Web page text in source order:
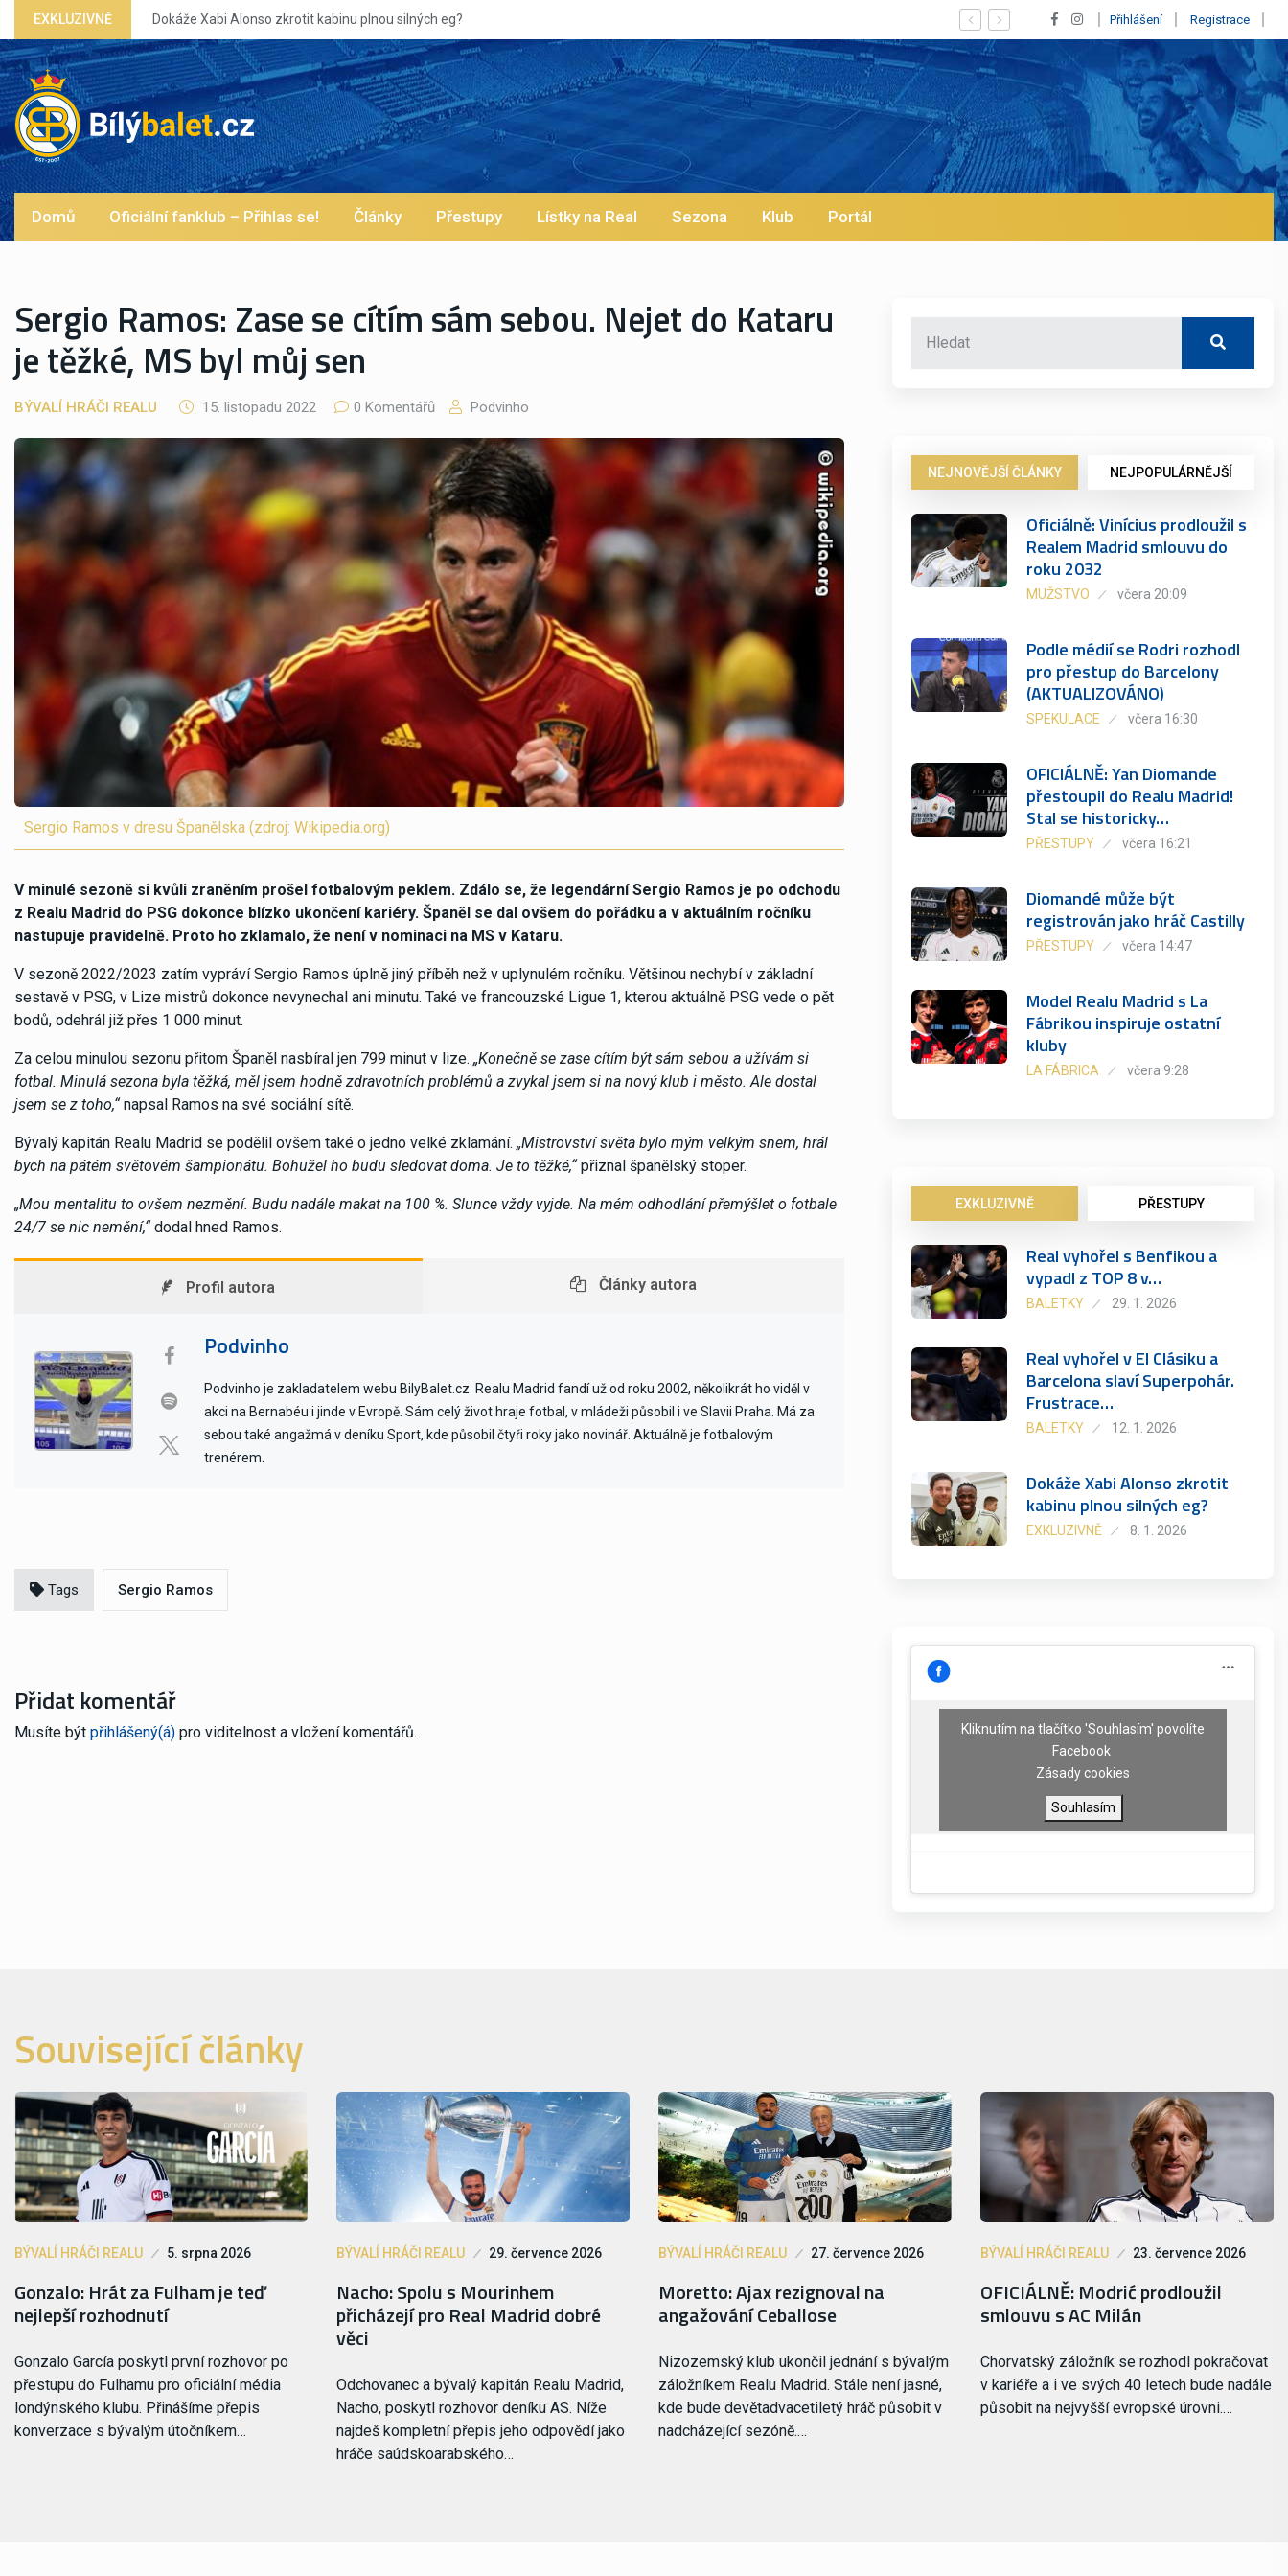
EXKLUZIVNĚ Dokáže Xabi Alonso zkrotit kabinu plnou silných eg? Vypískaný Vinícius! Blíží se jeho odchod z
Přihlášení Registrace
Domů Oficiální fanklub – Přihlas se! Články Přestupy Lístky na Real Sezona Klub Portál
Sergio Ramos: Zase se cítím sám sebou. Nejet do Kataru
je těžké, MS byl můj sen
BÝVALÍ HRÁČI REALU 15. listopadu 2022 0 Komentářů Podvinho
Sergio Ramos v dresu Španělska (zdroj: Wikipedia.org)
V minulé sezoně si kvůli zraněním prošel fotbalovým peklem. Zdálo se, že legendární Sergio Ramos je po odchodu
z Realu Madrid do PSG dokonce blízko ukončení kariéry. Španěl se dal ovšem do pořádku a v aktuálním ročníku
nastupuje pravidelně. Proto ho zklamalo, že není v nominaci na MS v Kataru.
V sezoně 2022/2023 zatím vypráví Sergio Ramos úplně jiný příběh než v uplynulém ročníku. Většinou nechybí v základní
sestavě v PSG, v Lize mistrů dokonce nevynechal ani minutu. Také ve francouzské Ligue 1, kterou aktuálně PSG vede o pět
bodů, odehrál již přes 1 000 minut.
Za celou minulou sezonu přitom Španěl nasbíral jen 799 minut v lize. „Konečně se zase cítím být sám sebou a užívám si
fotbal. Minulá sezona byla těžká, měl jsem hodně zdravotních problémů a zvykal jsem si na nový klub i město. Ale dostal
jsem se z toho,“napsal Ramos na své sociální sítě.
Bývalý kapitán Realu Madrid se podělil ovšem také o jedno velké zklamání. „Mistrovství světa bylo mým velkým snem, hrál
bych na pátém světovém šampionátu. Bohužel ho budu sledovat doma. Je to těžké,“přiznal španělský stoper.
„Mou mentalitu to ovšem nezmění. Budu nadále makat na 100 %. Slunce vždy vyjde. Na mém odhodlání přemýšlet o fotbale
24/7 se nic nemění,“dodal hned Ramos.
Profil autora Články autora
Podvinho
Podvinho je zakladatelem webu BilyBalet.cz. Realu Madrid fandí už od roku 2002, několikrát ho viděl v
akci na Bernabéu i jinde v Evropě. Sám celý život hraje fotbal, v mládeži působil i ve Slavii Praha. Má za
sebou také angažmá v deníku Sport, kde působil čtyři roky jako novinář. Aktuálně je fotbalovým
trenérem.
Tags Sergio Ramos
Přidat komentář
Musíte být přihlášený(á) pro viditelnost a vložení komentářů.
NEJNOVĚJŠÍ ČLÁNKY NEJPOPULÁRNĚJŠÍ
Oficiálně: Vinícius prodloužil s
Realem Madrid smlouvu do
roku 2032
MUŽSTVO včera 20:09
Podle médií se Rodri rozhodl
pro přestup do Barcelony
(AKTUALIZOVÁNO)
SPEKULACE včera 16:30
OFICIÁLNĚ: Yan Diomande
přestoupil do Realu Madrid!
Stal se historicky…
PŘESTUPY včera 16:21
Diomandé může být
registrován jako hráč Castilly
PŘESTUPY včera 14:47
Model Realu Madrid s La
Fábrikou inspiruje ostatní
kluby
LA FÁBRICA včera 9:28
EXKLUZIVNĚ PŘESTUPY
Real vyhořel s Benfikou a
vypadl z TOP 8 v…
BALETKY 29. 1. 2026
Real vyhořel v El Clásiku a
Barcelona slaví Superpohár.
Frustrace…
BALETKY 12. 1. 2026
Dokáže Xabi Alonso zkrotit
kabinu plnou silných eg?
EXKLUZIVNĚ 8. 1. 2026
Kliknutím na tlačítko 'Souhlasím' povolíte
Facebook
Zásady cookies
Souhlasím
Související články
BÝVALÍ HRÁČI REALU 5. srpna 2026
Gonzalo: Hrát za Fulham je teď
nejlepší rozhodnutí
Gonzalo García poskytl první rozhovor po
přestupu do Fulhamu pro oficiální média
londýnského klubu. Přinášíme přepis
konverzace s bývalým útočníkem…
BÝVALÍ HRÁČI REALU 29. července 2026
Nacho: Spolu s Mourinhem
přicházejí pro Real Madrid dobré
věci
Odchovanec a bývalý kapitán Realu Madrid,
Nacho, poskytl rozhovor deníku AS. Níže
najdeš kompletní přepis jeho odpovědí jako
hráče saúdskoarabského…
BÝVALÍ HRÁČI REALU 27. července 2026
Moretto: Ajax rezignoval na
angažování Ceballose
Nizozemský klub ukončil jednání s bývalým
záložníkem Realu Madrid. Stále není jasné,
kde bude devětadvacetiletý hráč působit v
nadcházející sezóně.…
BÝVALÍ HRÁČI REALU 23. července 2026
OFICIÁLNĚ: Modrić prodloužil
smlouvu s AC Milán
Chorvatský záložník se rozhodl pokračovat
v kariéře a i ve svých 40 letech bude nadále
působit na nejvyšší evropské úrovni.…